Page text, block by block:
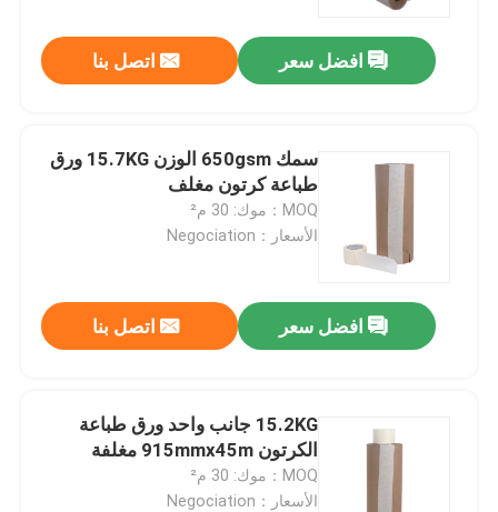
الصفحة الرئيسية
مراقبة الجودة
اطلب اقتباس
افضل سعر اتصل بنا
سمك 650gsm الوزن 15.7KG ورق
طباعة كرتون مغلف
MOQ：موك: 30 م²
الأسعار：Negociation
افضل سعر اتصل بنا
15.2KG جانب واحد ورق طباعة
الكرتون 915mmx45m مغلفة
MOQ：موك: 30 م²
الأسعار：Negociation